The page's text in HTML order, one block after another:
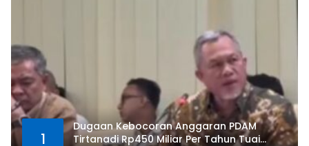
1
Dugaan Kebocoran Anggaran PDAM
Tirtanadi Rp450 Miliar Per Tahun Tuai